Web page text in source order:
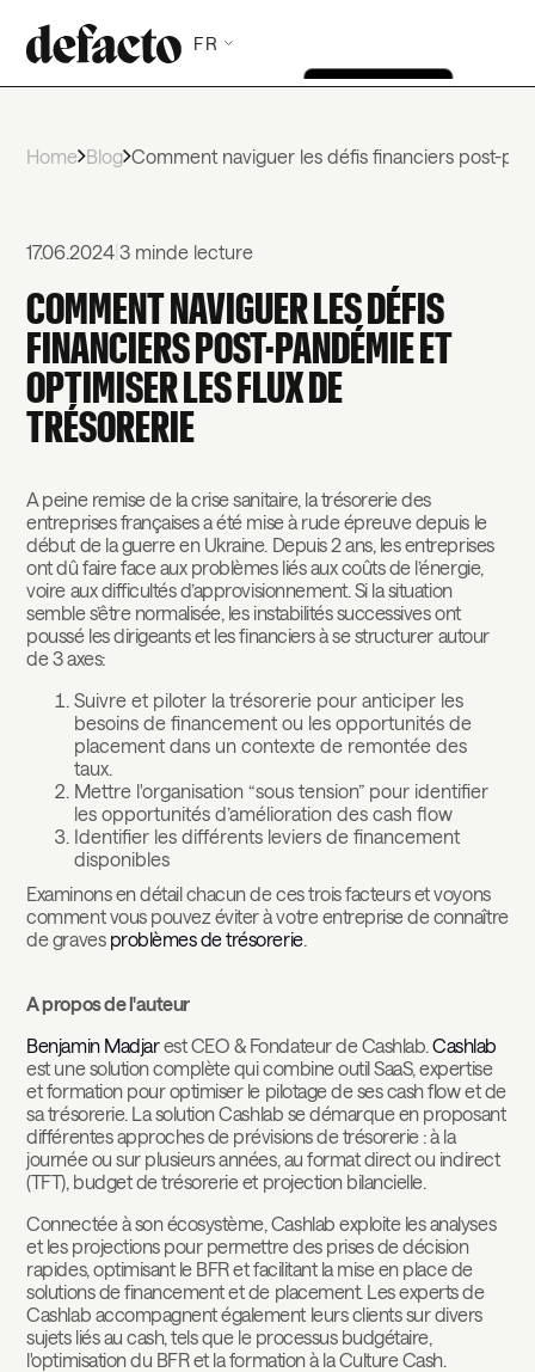
FR
Home Blog Comment naviguer les défis financiers post-
17.06.2024 |3 minde lecture
COMMENT NAVIGUER LES DÉFIS
FINANCIERS POST-PANDÉMIE ET
OPTIMISER LES FLUX DE
TRÉSORERIE
A peine remise de la crise sanitaire, la trésorerie des
entreprises françaises a été mise à rude épreuve depuis le
début de la guerre en Ukraine. Depuis 2 ans, les entreprises
ont dû faire face aux problèmes liés aux coûts de l’énergie,
voire aux difficultés d’approvisionnement. Si la situation
semble s’être normalisée, les instabilités successives ont
poussé les dirigeants et les financiers à se structurer autour
de 3 axes:
Suivre et piloter la trésorerie pour anticiper les
besoins de financement ou les opportunités de
placement dans un contexte de remontée des
taux.
Mettre l'organisation “sous tension” pour identifier
les opportunités d’amélioration des cash flow
Identifier les différents leviers de financement
disponibles
Examinons en détail chacun de ces trois facteurs et voyons
comment vous pouvez éviter à votre entreprise de connaître
de graves problèmes de trésorerie.
A propos de l'auteur
Benjamin Madjarest CEO & Fondateur de Cashlab.Cashlab
est une solution complète qui combine outil SaaS, expertise
et formation pour optimiser le pilotage de ses cash flow et de
sa trésorerie. La solution Cashlab se démarque en proposant
différentes approches de prévisions de trésorerie : à la
journée ou sur plusieurs années, au format direct ou indirect
(TFT), budget de trésorerie et projection bilancielle.
Connectée à son écosystème, Cashlab exploite les analyses
et les projections pour permettre des prises de décision
rapides, optimisant le BFR et facilitant la mise en place de
solutions de financement et de placement. Les experts de
Cashlab accompagnent également leurs clients sur divers
sujets liés au cash, tels que le processus budgétaire,
l'optimisation du BFR et la formation à la Culture Cash.